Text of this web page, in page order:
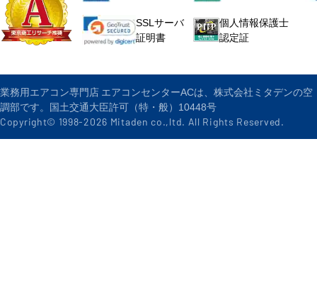
SSLサーバ
証明書
個人情報保護士
認定証
業務用エアコン専門店 エアコンセンターACは、株式会社ミタデンの空
調部です。国土交通大臣許可（特・般）10448号
Copyright© 1998-2026 Mitaden co.,ltd. All Rights Reserved.